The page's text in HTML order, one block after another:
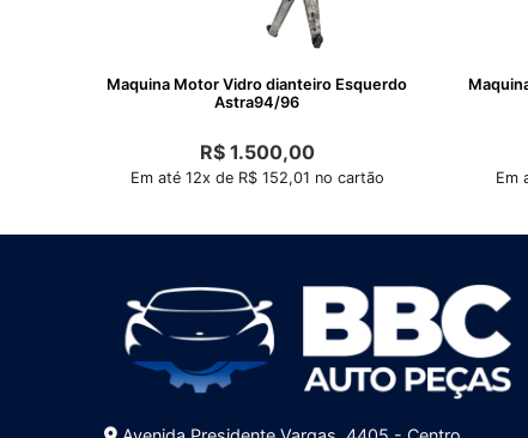
Maquina Motor Vidro dianteiro Esquerdo
Astra94/96
R$1.500,00
Em até 12x de R$ 152,01 no cartão Em